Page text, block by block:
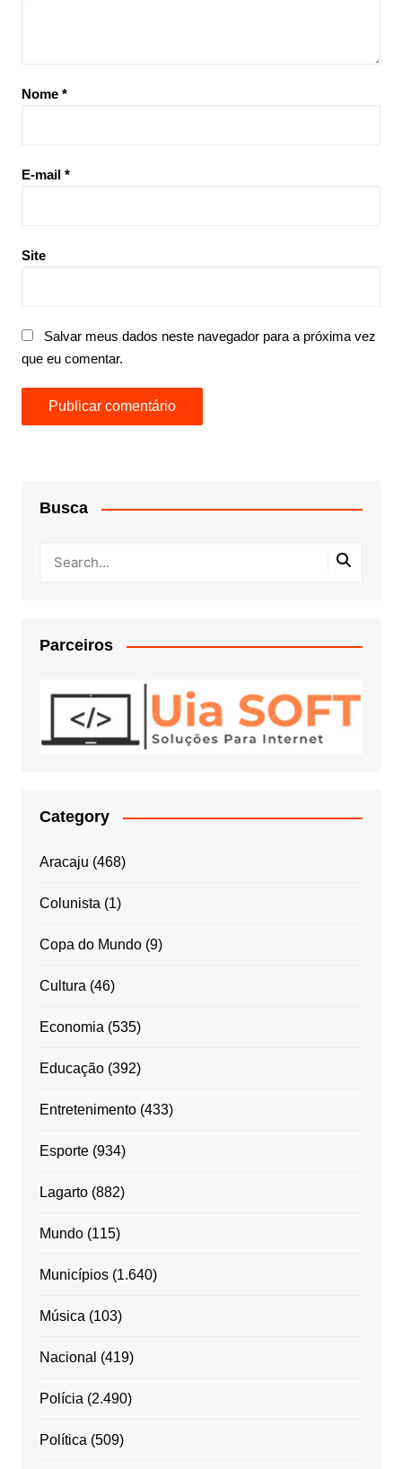
Nome *
E-mail *
Site
Salvar meus dados neste navegador para a próxima vez
que eu comentar.
Busca
Parceiros
Category
Aracaju (468)
Colunista (1)
Copa do Mundo(9)
Cultura (46)
Economia (535)
Educação(392)
Entretenimento(433)
Esporte(934)
Lagarto(882)
Mundo(115)
Municípios(1.640)
Música (103)
Nacional (419)
Polícia (2.490)
Política (509)